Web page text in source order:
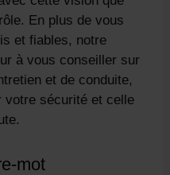
En plus de vous
et fiables, notre
à vous conseiller sur
et de conduite,
votre sécurité et celle
mot